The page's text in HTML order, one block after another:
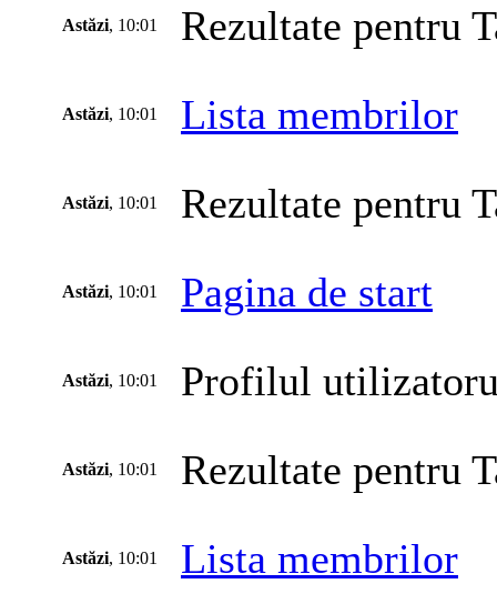
Astăzi, 10:01 Rezultate pentru
Astăzi, 10:01 Lista membrilor
Astăzi, 10:01 Rezultate pentru
Astăzi, 10:01 Pagina de start
Astăzi, 10:01 Profilul
Astăzi, 10:01 Rezultate pentru
Astăzi, 10:01 Lista membrilor